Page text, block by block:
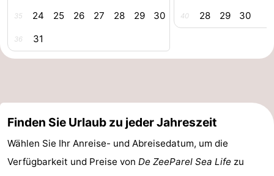
duinreservaat
aan
Natur
Kennermerland
-
Haarlem
Zandvoort
Südholland
35 24 25 26 27 28 29 30
36 31
40 28 29 30
Finden Sie Urlaub zu jeder Jahreszeit
Wählen Sie Ihr Anreise- und Abreisedatum, um die
Verfügbarkeit und Preise von De ZeeParel Sea Life zu